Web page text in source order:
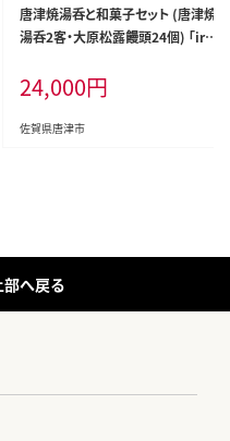
唐津焼湯呑と和菓子セット (唐津焼
湯呑2客・大原松露饅頭24個) 「iro
24,000円
佐賀県唐津市
へ戻る